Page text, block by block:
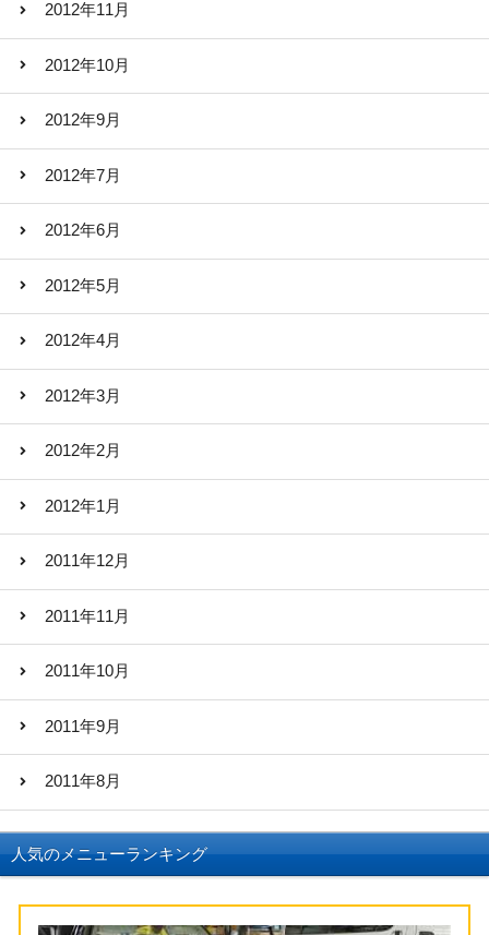
2012年11月
2012年10月
2012年9月
2012年7月
2012年6月
2012年5月
2012年4月
2012年3月
2012年2月
2012年1月
2011年12月
2011年11月
2011年10月
2011年9月
2011年8月
人気のメニューランキング